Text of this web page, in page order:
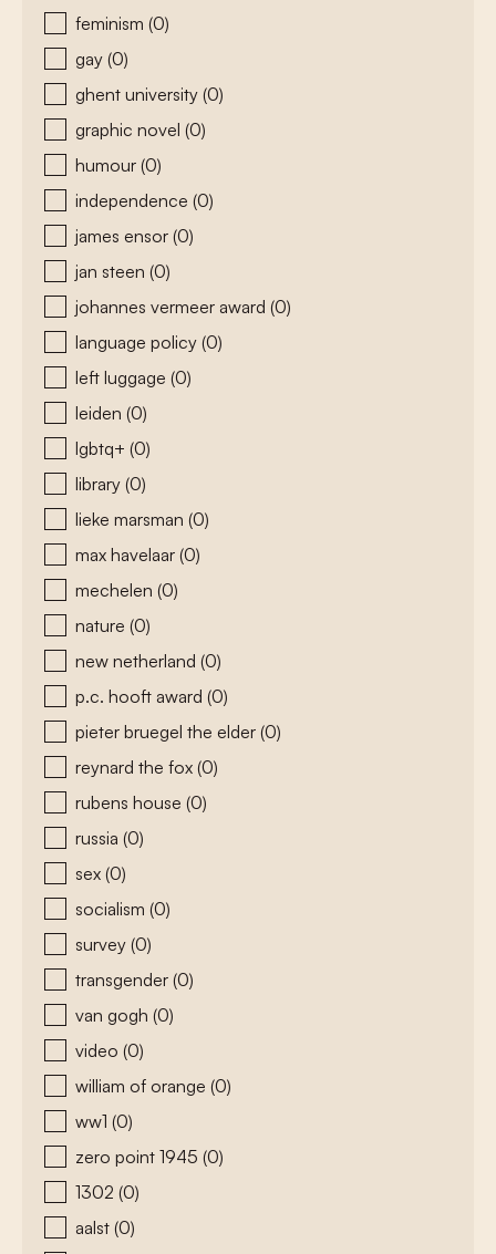
feminism (0)
gay (0)
ghent university (0)
graphic novel (0)
humour (0)
independence (0)
james ensor (0)
jan steen (0)
johannes vermeer award (0)
language policy (0)
left luggage (0)
leiden (0)
lgbtq+ (0)
library (0)
lieke marsman (0)
max havelaar (0)
mechelen (0)
nature (0)
new netherland (0)
p.c. hooft award (0)
pieter bruegel the elder (0)
reynard the fox (0)
rubens house (0)
russia (0)
sex (0)
socialism (0)
survey (0)
transgender (0)
van gogh (0)
video (0)
william of orange (0)
ww1 (0)
zero point 1945 (0)
1302 (0)
aalst (0)